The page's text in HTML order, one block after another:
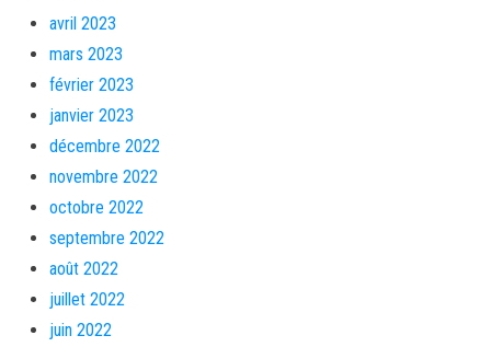
avril 2023
mars 2023
février 2023
janvier 2023
décembre 2022
novembre 2022
octobre 2022
septembre 2022
août 2022
juillet 2022
juin 2022